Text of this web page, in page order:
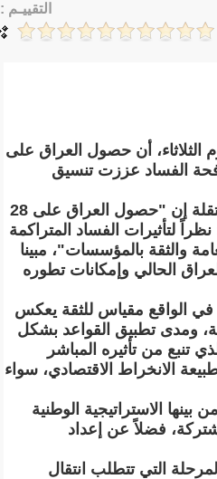
التقييـم :
الثلاثاء، أن حصول العراق على
الفساد عززت تنسيق
وقال مدير المشروع ياما تُرابي، لوكالة الأنباء العراقية (واع):وتابعته وكالة الأنباء العراقية المستقلة إن "حصول العراق على 28
لكثير من العراقيين؛ نظراً لتأثيرات الفساد المتراكمة
والثقة بالمؤسسات"، مبينا
الحالي وإمكانات تطوره
في الواقع مقياس للثقة يعكس
ومدى تطبيق القواعد بشكل
تنبع من تأثيره المباشر
الانخراط الاقتصادي، سواء
الاستراتيجية الوطنية
مشتركة، فضلاً عن إعداد
التي تتطلب انتقال